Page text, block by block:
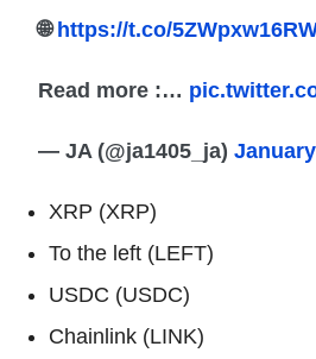
🌐 https://t.co/
Read more :…
— JA (@ja1405_ja)
XRP (XRP)
To the left (LEFT)
USDC (USDC)
Chainlink (LINK)